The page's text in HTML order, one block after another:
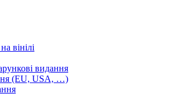
вінілі
видання
(EU, USA, …)